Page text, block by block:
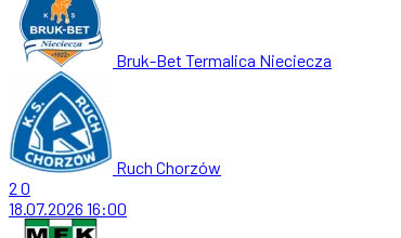
Bruk-Bet Termalica Nieciecza
Ruch Chorzów
2 0
18.07.2026 16:00